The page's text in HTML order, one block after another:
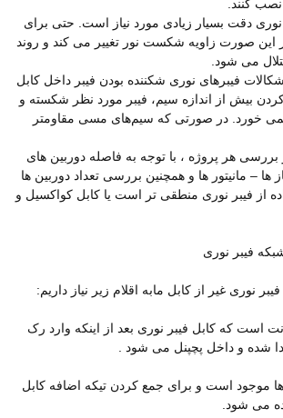
نصب كنند.
دقت بسیار زیادی مورد نیاز است. حتی برای
این صورت زاویه شكست نور تغییر می كند و روند
می شود.
فیبر‌های نوری شكننده بودن فیبر داخل كابل
بیش از اندازه سیم، فیبر مورد نظر شكسته و
نمی خورد. در صورتی كه سیم‌های مسی مقاومتر
هر پروژه ، با توجه به فاصله دوربین های
ها – مانیتور ها و همچنین بررسی تعداد دوربین ها
از فیبر نوری منطقی تر است یا کابل کواکسیل و
فیبر نوری
نوری غیر از کابل مابه اقلام زیر نیاز داریم:
است که کابل فیبر نوری بعد از اینکه وارد رک
شده و داخل پچپنل می شود .
موجود است و برای جمع کردن تیکه اضافه کابل
می شود.